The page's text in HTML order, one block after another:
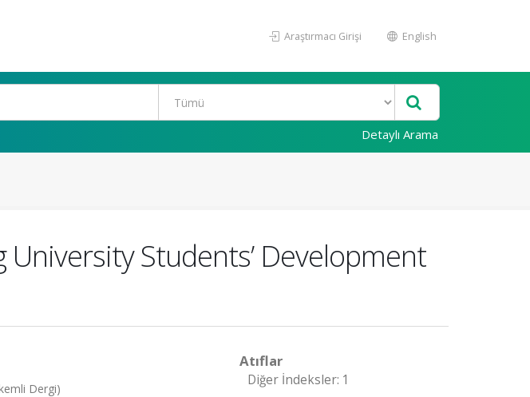
Araştırmacı Girişi English
Detaylı Arama
Students’ Development
Dergi)
Atıflar
Diğer İndeksler: 1